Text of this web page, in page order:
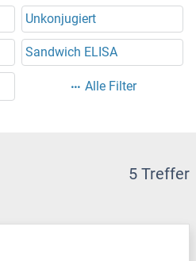
Unkonjugiert
Sandwich ELISA
Alle Filter
5 Treffer